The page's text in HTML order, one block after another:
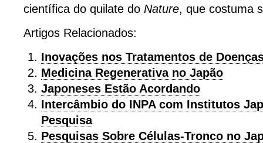
científica do quilate do Nature, que costuma
Artigos Relacionados:
Inovações nos Tratamentos de
Medicina Regenerativa no Japão
Japoneses Estão Acordando
Intercâmbio do INPA com Institutos
Pesquisa
Pesquisas Sobre Células-Tronco no